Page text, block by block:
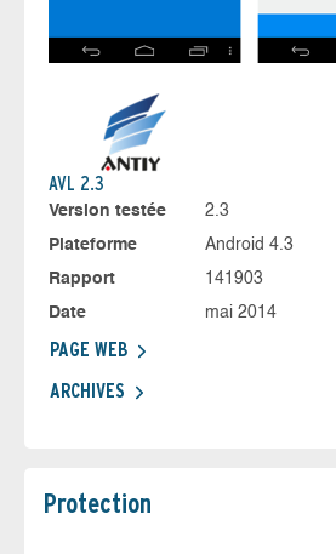
AVL 2.3
Version testée
2.3
Plateforme
Android 4.3
Rapport
141903
Date
mai 2014
PAGE WEB
ARCHIVES
Protection